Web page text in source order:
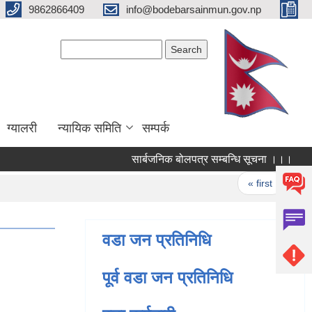
9862866409 info@bodebarsainmun.gov.np
ग्यालरी न्यायिक समिति सम्पर्क
सार्बजनिक बोलपत्र सम्बन्धि सूचना ।।।
« first ‹
वडा जन प्रतिनिधि
पूर्व वडा जन प्रतिनिधि